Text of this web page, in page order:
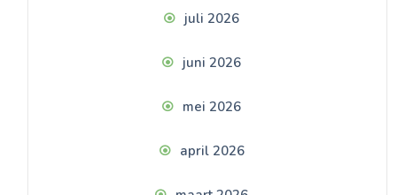
juli 2026
juni 2026
mei 2026
april 2026